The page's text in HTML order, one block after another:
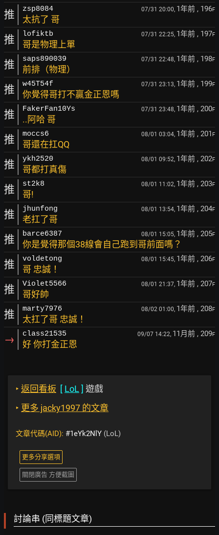
推 zsp8084 07/31 20:00, 1年前 , 196F
太抗了 哥
推 lofiktb 07/31 22:25, 1年前 , 197F
哥是物理上單
推 saps890039 07/31 22:48, 1年前 , 198F
前排（物理）
推 w45T54f 07/31 23:13, 1年前 , 199F
你覺得哥打不贏金正恩嗎
推 FakerFan10Ys 07/31 23:48, 1年前 , 200F
..阿哈 哥
推 moccs6 08/01 03:04, 1年前 , 201 F
哥還在扛QQ
推 ykh2520 08/01 09:52, 1年前 , 202F
哥都打真傷
推 st2k8 08/01 11:02, 1年前 , 203F
哥!
推 jhunfong 08/01 13:54, 1年前 , 204F
老扛了哥
推 barce6387 08/01 15:05, 1年前 , 205F
你是覺得那個38線會自己跑到哥前面嗎？
推 voldetong 08/01 15:45, 1年前 , 206F
哥 忠誠！
推 Violet5566 08/01 21:37, 1年前 , 207F
哥好帥
推 marty7976 08/02 01:00, 1年前 , 208F
太扛了哥 忠誠！
→ class21535 09/07 14:22, 11月前 , 209F
好 你打金正恩
‣ 返回看板 [ LoL] 遊戲
‣ 更多 jacky1997 的文章
文章代碼(AID): #1eYk2NlY (LoL)
更多分享選項
關閉廣告 方便截圖
討論串 (同標題文章)